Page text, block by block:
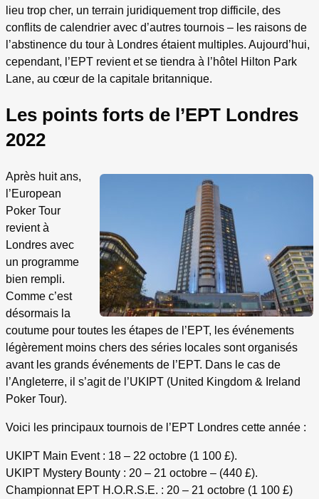
lieu trop cher, un terrain juridiquement trop difficile, des
conflits de calendrier avec d’autres tournois – les raisons de
l’abstinence du tour à Londres étaient multiples. Aujourd’hui,
cependant, l’EPT revient et se tiendra à l’hôtel Hilton Park
Lane, au cœur de la capitale britannique.
Les points forts de l’EPT Londres
2022
Après huit ans,
l’European
Poker Tour
revient à
Londres avec
un programme
bien rempli.
Comme c’est
désormais la
coutume pour toutes les étapes de l’EPT, les événements
légèrement moins chers des séries locales sont organisés
avant les grands événements de l’EPT. Dans le cas de
l’Angleterre, il s’agit de l’UKIPT (United Kingdom & Ireland
Poker Tour).
Voici les principaux tournois de l’EPT Londres cette année :
UKIPT Main Event : 18 – 22 octobre (1 100 £).
UKIPT Mystery Bounty : 20 – 21 octobre – (440 £).
Championnat EPT H.O.R.S.E. : 20 – 21 octobre (1 100 £)